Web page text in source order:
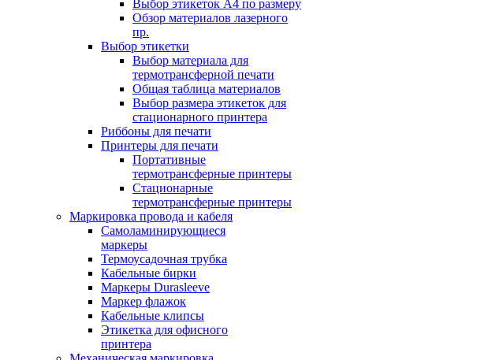
Выбор этикеток А4 по размеру
Обзор материалов лазерного
пр.
Выбор этикетки
Выбор материала для
термотрансферной печати
Общая таблица материалов
Выбор размера этикеток для
стационарного принтера
Риббоны для печати
Принтеры для печати
Портативные
термотрансферные принтеры
Стационарные
термотрансферные принтеры
Маркировка провода и кабеля
Самоламинирующиеся
маркеры
Термоусадочная трубка
Кабельные бирки
Маркеры Durasleeve
Маркер флажок
Кабельные клипсы
Этикетка для офисного
принтера